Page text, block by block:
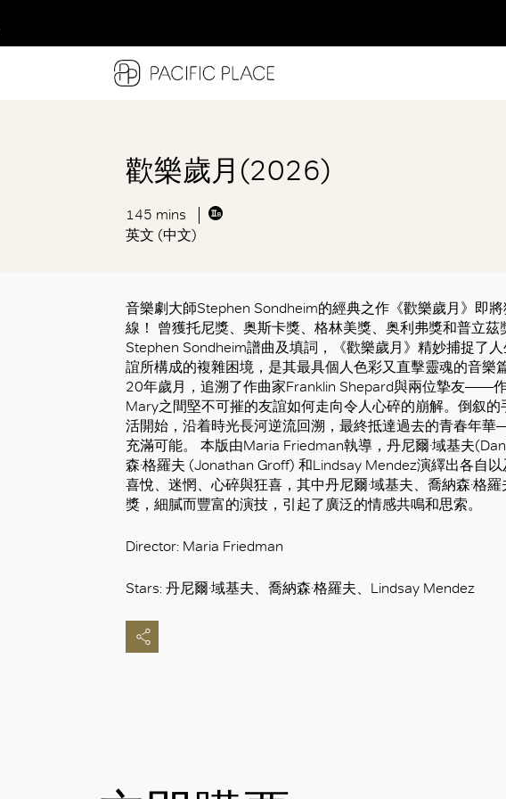
歡樂歲月(2026)
145 mins
英文 (中文)
音樂劇大師Stephen Sondheim的經典之作《歡樂歲月》即
線！ 曾獲托尼獎、奥斯卡獎、格林美獎、奥利弗獎和普立茲
Stephen Sondheim譜曲及填詞，《歡樂歲月》精妙捕捉了
誼所構成的複雜困境，是其最具個人色彩又直擊靈魂的音樂
20年歲月，追溯了作曲家Franklin Shepard與兩位摯友——
Mary之間堅不可摧的友誼如何走向令人心碎的崩解。倒叙的
活開始，沿着時光長河逆流回溯，最終抵達過去的青春年
充滿可能。 本版由Maria Friedman執導，丹尼爾·域基夫
森·格羅夫 (Jonathan Groff) 和Lindsay Mendez演繹出各自以
喜悅、迷惘、心碎與狂喜，其中丹尼爾·域基夫、喬納森·格
獎，細膩而豐富的演技，引起了廣泛的情感共鳴和思索。
Director: Maria Friedman
Stars: 丹尼爾·域基夫、喬納森·格羅夫、Lindsay Mendez